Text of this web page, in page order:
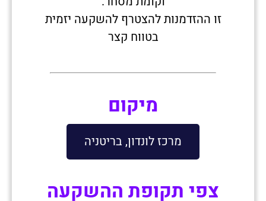
זו ההזדמנות להצטרף להשקעה יזמית
בטווח קצר
מיקום
מרכז לונדון, בריטניה
צפי תקופת ההשקעה